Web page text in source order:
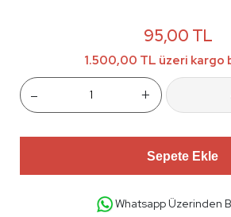
95,00 TL
1.500,00 TL üzeri kargo
- +
Sepete Ekle
Whatsapp Üzerinden